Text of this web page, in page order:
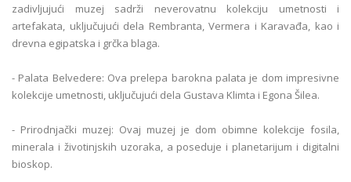
zadivljujući muzej sadrži neverovatnu kolekciju umetnosti i
artefakata, uključujući dela Rembranta, Vermera i Karavađa, kao i
drevna egipatska i grčka blaga.
- Palata Belvedere: Ova prelepa barokna palata je dom impresivne
kolekcije umetnosti, uključujući dela Gustava Klimta i Egona Šilea.
- Prirodnjački muzej: Ovaj muzej je dom obimne kolekcije fosila,
minerala i životinjskih uzoraka, a poseduje i planetarijum i digitalni
bioskop.